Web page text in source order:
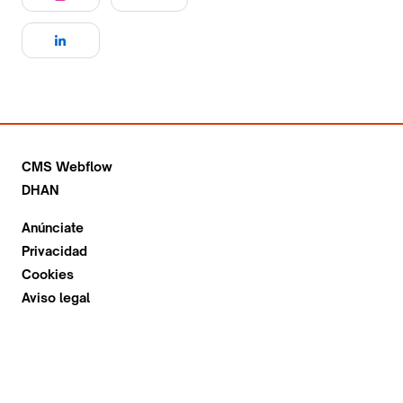
CMS Webflow
DHAN
Anúnciate
Privacidad
Cookies
Aviso legal